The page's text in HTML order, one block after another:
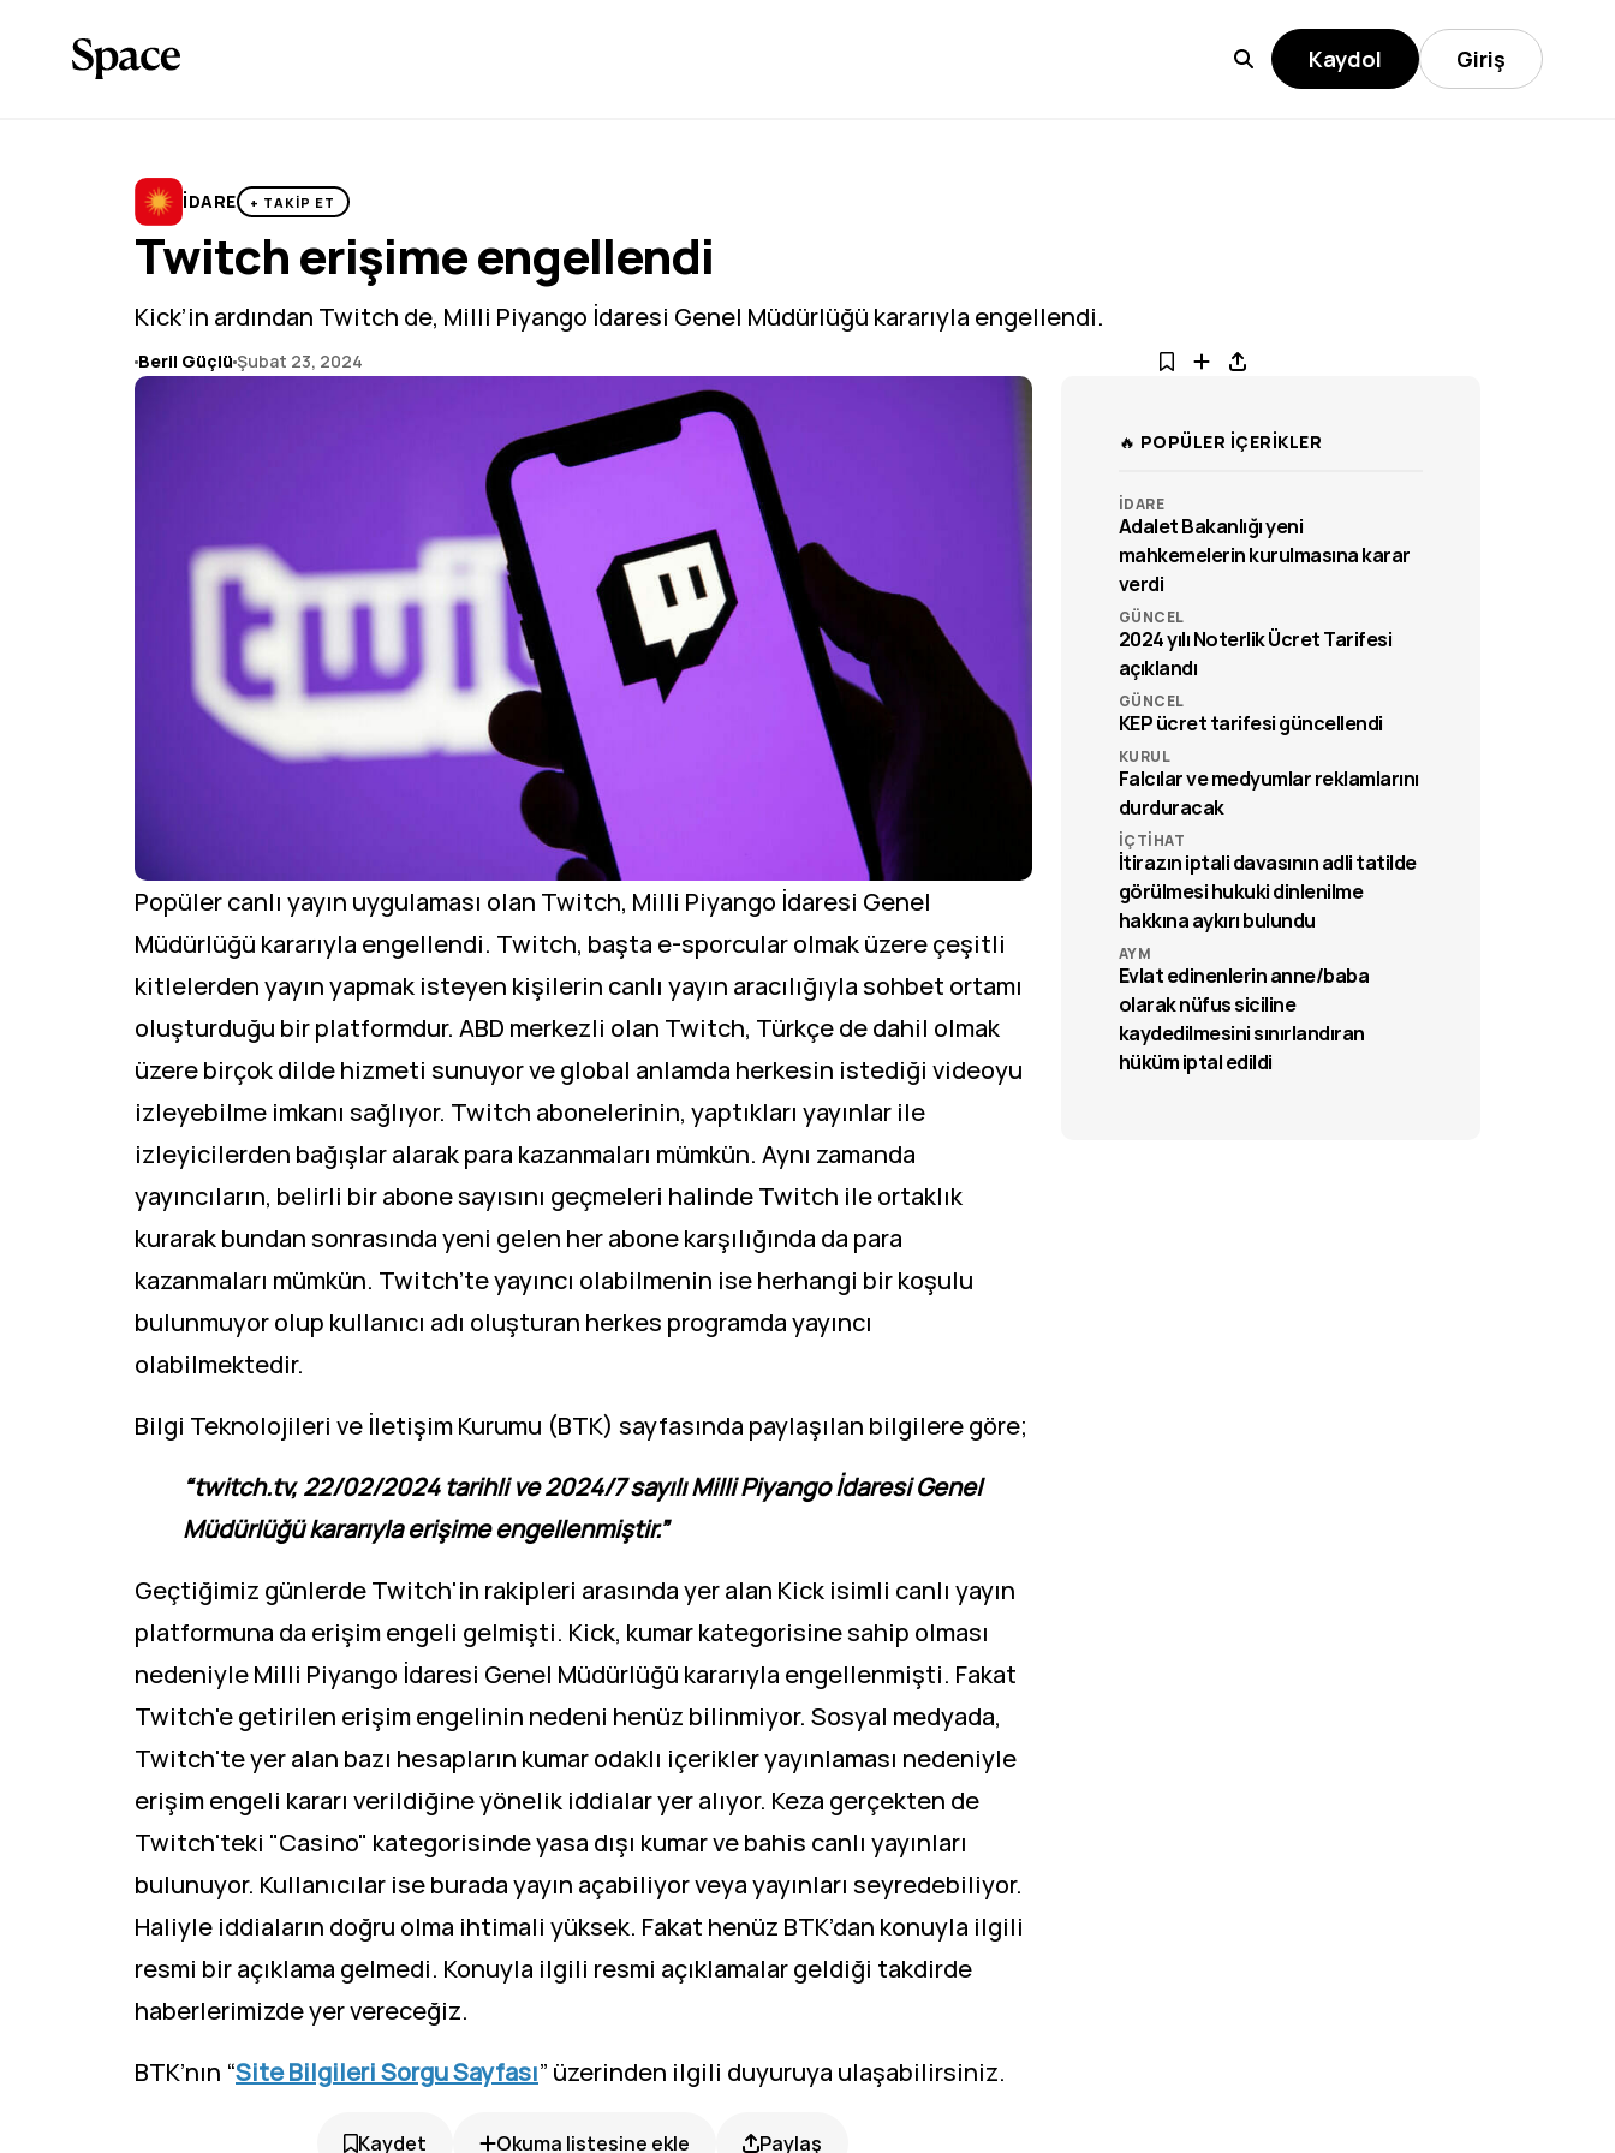
Kaydol Giriş
İDARE + TAKİP ET
Twitch erişime engellendi
Kick’in ardından Twitch de, Milli Piyango İdaresi Genel Müdürlüğü kararıyla engellendi.
Beril Güçlü Şubat 23, 2024
Popüler canlı yayın uygulaması olan Twitch, Milli Piyango İdaresi Genel
Müdürlüğü kararıyla engellendi. Twitch, başta e-sporcular olmak üzere çeşitli
kitlelerden yayın yapmak isteyen kişilerin canlı yayın aracılığıyla sohbet ortamı
oluşturduğu bir platformdur. ABD merkezli olan Twitch, Türkçe de dahil olmak
üzere birçok dilde hizmeti sunuyor ve global anlamda herkesin istediği videoyu
izleyebilme imkanı sağlıyor. Twitch abonelerinin, yaptıkları yayınlar ile
izleyicilerden bağışlar alarak para kazanmaları mümkün. Aynı zamanda
yayıncıların, belirli bir abone sayısını geçmeleri halinde Twitch ile ortaklık
kurarak bundan sonrasında yeni gelen her abone karşılığında da para
kazanmaları mümkün. Twitch’te yayıncı olabilmenin ise herhangi bir koşulu
bulunmuyor olup kullanıcı adı oluşturan herkes programda yayıncı
olabilmektedir.
Bilgi Teknolojileri ve İletişim Kurumu (BTK) sayfasında paylaşılan bilgilere göre;
“twitch.tv, 22/02/2024 tarihli ve 2024/7 sayılı Milli Piyango İdaresi Genel
Müdürlüğü kararıyla erişime engellenmiştir.”
Geçtiğimiz günlerde Twitch'in rakipleri arasında yer alan Kick isimli canlı yayın
platformuna da erişim engeli gelmişti. Kick, kumar kategorisine sahip olması
nedeniyle Milli Piyango İdaresi Genel Müdürlüğü kararıyla engellenmişti. Fakat
Twitch'e getirilen erişim engelinin nedeni henüz bilinmiyor. Sosyal medyada,
Twitch'te yer alan bazı hesapların kumar odaklı içerikler yayınlaması nedeniyle
erişim engeli kararı verildiğine yönelik iddialar yer alıyor. Keza gerçekten de
Twitch'teki "Casino" kategorisinde yasa dışı kumar ve bahis canlı yayınları
bulunuyor. Kullanıcılar ise burada yayın açabiliyor veya yayınları seyredebiliyor.
Haliyle iddiaların doğru olma ihtimali yüksek. Fakat henüz BTK’dan konuyla ilgili
resmi bir açıklama gelmedi. Konuyla ilgili resmi açıklamalar geldiği takdirde
haberlerimizde yer vereceğiz.
BTK’nın “Site Bilgileri Sorgu Sayfası” üzerinden ilgili duyuruya ulaşabilirsiniz.
Kaydet Okuma listesine ekle Paylaş
🔥 POPÜLER İÇERİKLER
İDARE
Adalet Bakanlığı yeni
mahkemelerin kurulmasına karar
verdi
GÜNCEL
2024 yılı Noterlik Ücret Tarifesi
açıklandı
GÜNCEL
KEP ücret tarifesi güncellendi
KURUL
Falcılar ve medyumlar reklamlarını
durduracak
İÇTIHAT
İtirazın iptali davasının adli tatilde
görülmesi hukuki dinlenilme
hakkına aykırı bulundu
AYM
Evlat edinenlerin anne/baba
olarak nüfus siciline
kaydedilmesini sınırlandıran
hüküm iptal edildi